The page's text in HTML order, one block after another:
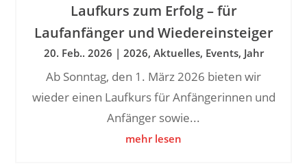
Laufkurs zum Erfolg – für
Laufanfänger und Wiedereinsteiger
20. Feb.. 2026 | 2026, Aktuelles, Events, Jahr
Ab Sonntag, den 1. März 2026 bieten wir
wieder einen Laufkurs für Anfängerinnen und
Anfänger sowie...
mehr lesen